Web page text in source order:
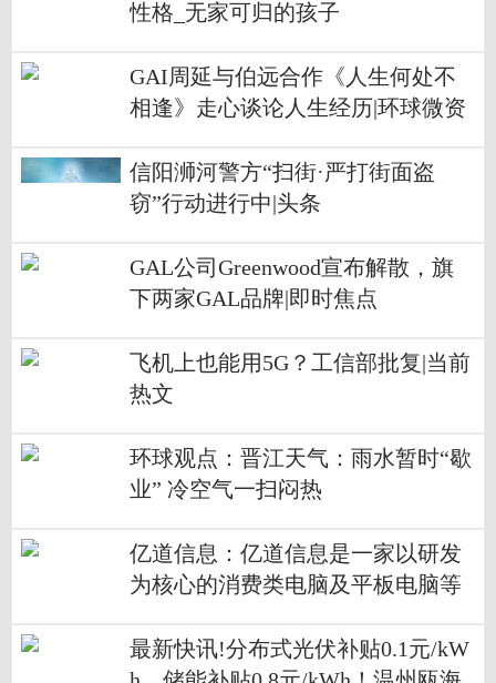
性格_无家可归的孩子
GAI周延与伯远合作《人生何处不
相逢》走心谈论人生经历|环球微资
信阳浉河警方“扫街·严打街面盗
窃”行动进行中|头条
GAL公司Greenwood宣布解散，旗
下两家GAL品牌|即时焦点
飞机上也能用5G？工信部批复|当前
热文
环球观点：晋江天气：雨水暂时“歇
业” 冷空气一扫闷热
亿道信息：亿道信息是一家以研发
为核心的消费类电脑及平板电脑等
XR和AIoT产品及解决方案提供商
最新快讯!分布式光伏补贴0.1元/kW